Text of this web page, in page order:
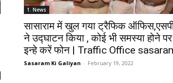
1. News
सासाराम में खुल गया ट्रैफिक
ने उद्घाटन किया , कोई भी समस्या होने पर
इन्हे करें फोन | Traffic Office
Sasaram Ki Galiyan - February 19, 2022